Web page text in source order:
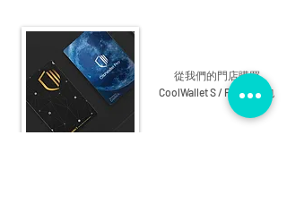
從我們的門店購買
CoolWallet S / Pro 冷錢包